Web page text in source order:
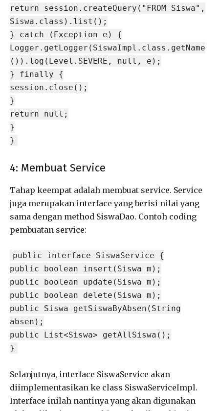
return session.createQuery("FROM Siswa",
Siswa.class).list();
} catch (Exception e) {
Logger.getLogger(SiswaImpl.class.getName
()).log(Level.SEVERE, null, e);
} finally {
session.close();
}
return null;
}
}
4: Membuat Service
Tahap keempat adalah membuat service. Service
juga merupakan interface yang berisi nilai yang
sama dengan method SiswaDao. Contoh coding
pembuatan service:
public interface SiswaService {
public boolean insert(Siswa m);
public boolean update(Siswa m);
public boolean delete(Siswa m);
public Siswa getSiswaByAbsen(String
absen);
public List<Siswa> getAllSiswa();
}
Selanjutnya, interface SiswaService akan
diimplementasikan ke class SiswaServiceImpl.
Interface inilah nantinya yang akan digunakan